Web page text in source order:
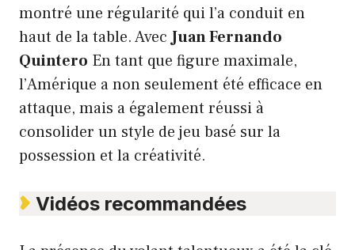
montré une régularité qui l’a conduit en
haut de la table. AvecJuan Fernando
Quintero En tant que figure maximale,
l’Amérique a non seulement été efficace en
attaque, mais a également réussi à
consolider un style de jeu basé sur la
possession et la créativité.
Vidéos recommandées